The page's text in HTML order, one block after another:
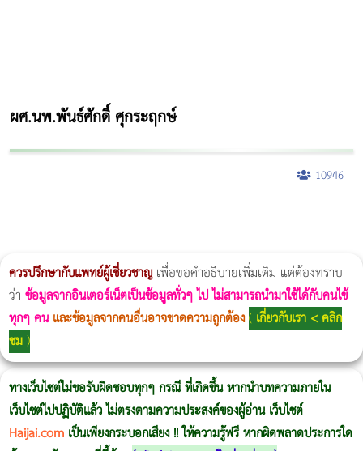
ผศ.นพ.พันธ์ศักดิ์ ศุกระฤกษ์
10946
ควรปรึกษากับแพทย์ผู้เชี่ยวชาญเพื่อขอคำอธิบายเพิ่มเติม แต่ต้องทราบ
ว่า ข้อมูลจากอินเตอร์เน็ตเป็นข้อมูลทั่วๆ ไป ไม่สามารถนำมาใช้ได้กับคนไข้
ทุกๆ คน และข้อมูลจากคนอื่นอาจขาดความถูกต้อง( เกี่ยวกับเรา < คลิก
ชม)
ทางเว็บไซต์ไม่ขอรับผิดชอบทุกๆ กรณี ที่เกิดขึ้น หากนำบทความภายใน
เว็บไซต์ไปปฏิบัติแล้ว ไม่ตรงตามความประสงค์ของผู้อ่าน เว็บไซต์
Haijai.com เป็นเพียงกระบอกเสียง !! ให้ความรู้ฟรี หากผิดพลาดประการใด